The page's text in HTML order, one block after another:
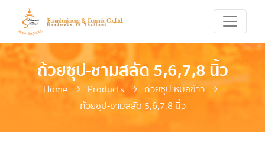
ถ้วยซุป-ชามสลัด 5,6,7,8 นิ้ว
Home Products
ถ้วยซุป หม้อข้าว
ถ้วยซุป-ชามสลัด 5,6,7,8 นิ้ว